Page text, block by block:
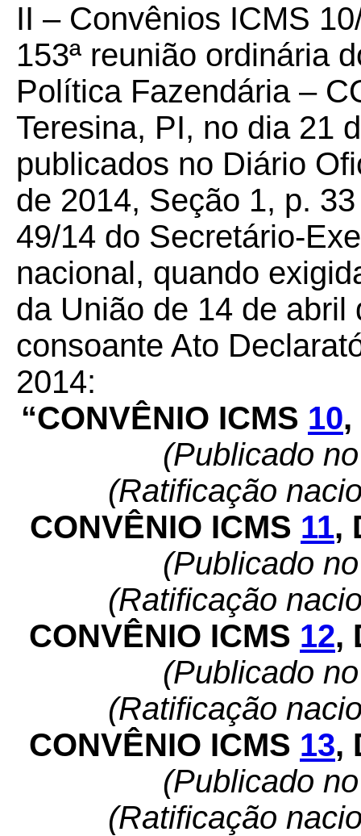
II – Convênios ICMS
153ª reunião ordinária
Política Fazendária –
Teresina, PI, no dia 21
publicados no Diário
de 2014, Seção 1, p.
49/14 do Secretário-
nacional, quando
da União de 14 de
consoante Ato
2014:
“CONVÊNIO ICMS 10,
(Publicado
(Ratificação
CONVÊNIO ICMS 11,
(Publicado
(Ratificação
CONVÊNIO ICMS 12,
(Publicado
(Ratificação
CONVÊNIO ICMS 13,
(Publicado
(Ratificação